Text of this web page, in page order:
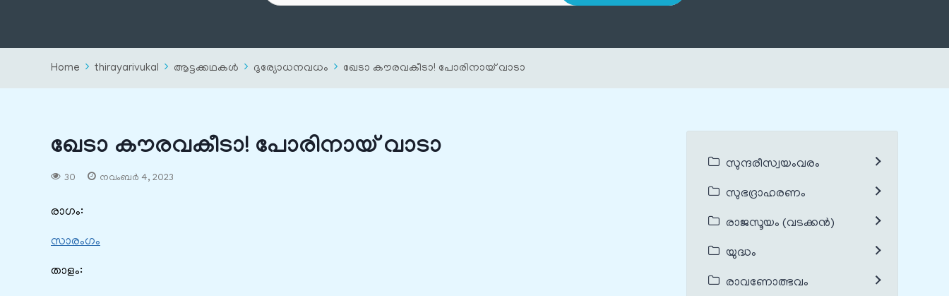
Home thirayarivukal ആട്ടക്കഥകൾ ദുര്യോധനവധം ഖേടാ കൗരവകീടാ! പോരിനായ് വാടാ
ഖേടാ കൗരവകീടാ! പോരിനായ് വാടാ
30 നവംബർ 4, 2023
രാഗം:
സാരംഗം
താളം:
സുന്ദരീസ്വയംവരം
സുഭദ്രാഹരണം
രാജസൂയം (വടക്കൻ)
യുദ്ധം
രാവണോത്ഭവം